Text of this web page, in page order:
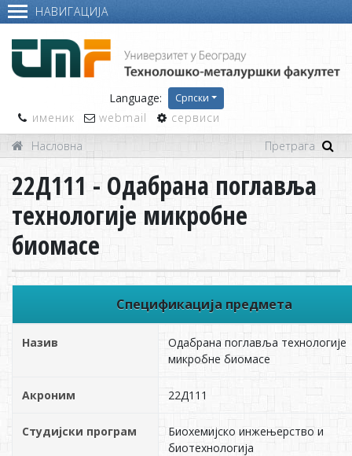
НАВИГАЦИЈА
Language: Српски
именик webmail
сервиси
Насловна
22Д111 - Одабрана поглавља
технологије микробне
биомасе
Спецификација предмета
Назив
Одабрана поглавља технологије
микробне биомасе
Акроним 22Д111
Студијски програм
Биохемијско инжењерство и
биотехнологија